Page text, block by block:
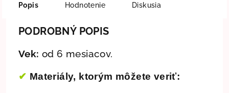
Popis Hodnotenie Diskusia
PODROBNÝ POPIS
Vek: od 6 mesiacov.
✔ Materiály, ktorým môžete veriť: